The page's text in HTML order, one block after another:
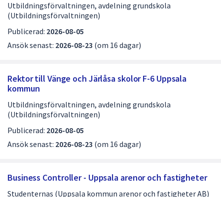
Utbildningsförvaltningen, avdelning grundskola
(Utbildningsförvaltningen)
Publicerad: 2026-08-05
Ansök senast: 2026-08-23 (om 16 dagar)
Rektor till Vänge och Järlåsa skolor F-6 Uppsala
kommun
Utbildningsförvaltningen, avdelning grundskola
(Utbildningsförvaltningen)
Publicerad: 2026-08-05
Ansök senast: 2026-08-23 (om 16 dagar)
Business Controller - Uppsala arenor och fastigheter
Studenternas (Uppsala kommun arenor och fastigheter AB)